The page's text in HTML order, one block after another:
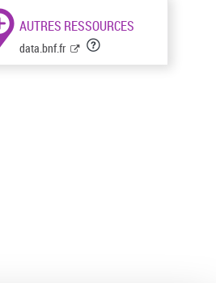
AUTRES RESSOURCES
data.bnf.fr